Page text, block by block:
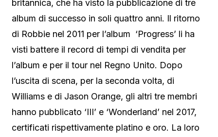
britannica, che ha visto la pubblicazione di tre
album di successo in soli quattro anni. Il ritorno
di Robbie nel 2011 per l’album ‘Progress’ li ha
visti battere il record di tempi di vendita per
l’album e per il tour nel Regno Unito. Dopo
l’uscita di scena, per la seconda volta, di
Williams e di Jason Orange, gli altri tre membri
hanno pubblicato ‘III’ e ‘Wonderland’ nel 2017,
certificati rispettivamente platino e oro. La loro